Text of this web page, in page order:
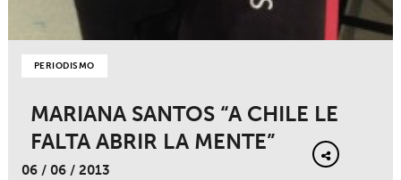
PERIODISMO
MARIANA SANTOS “A CHILE LE
FALTA ABRIR LA MENTE”
06 / 06 / 2013